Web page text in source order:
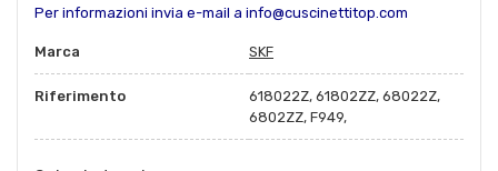
Per informazioni invia e-mail a info@cuscinettitop.com
Marca SKF
Riferimento
618022Z, 61802ZZ, 68022Z,
6802ZZ, F949,